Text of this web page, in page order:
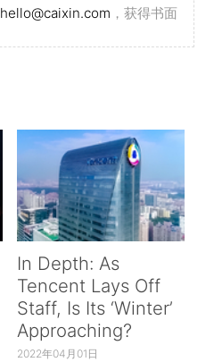
hello@caixin.com ，获得书面
In Depth: As
Tencent Lays Off
Staff, Is Its ‘Winter’
Approaching?
2022年04月01日